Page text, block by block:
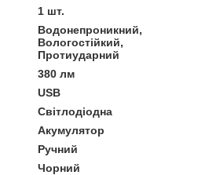
1 шт.
Водонепроникний,
Вологостійкий,
Протиударний
380 лм
USB
Світлодіодна
Акумулятор
Ручний
Чорний